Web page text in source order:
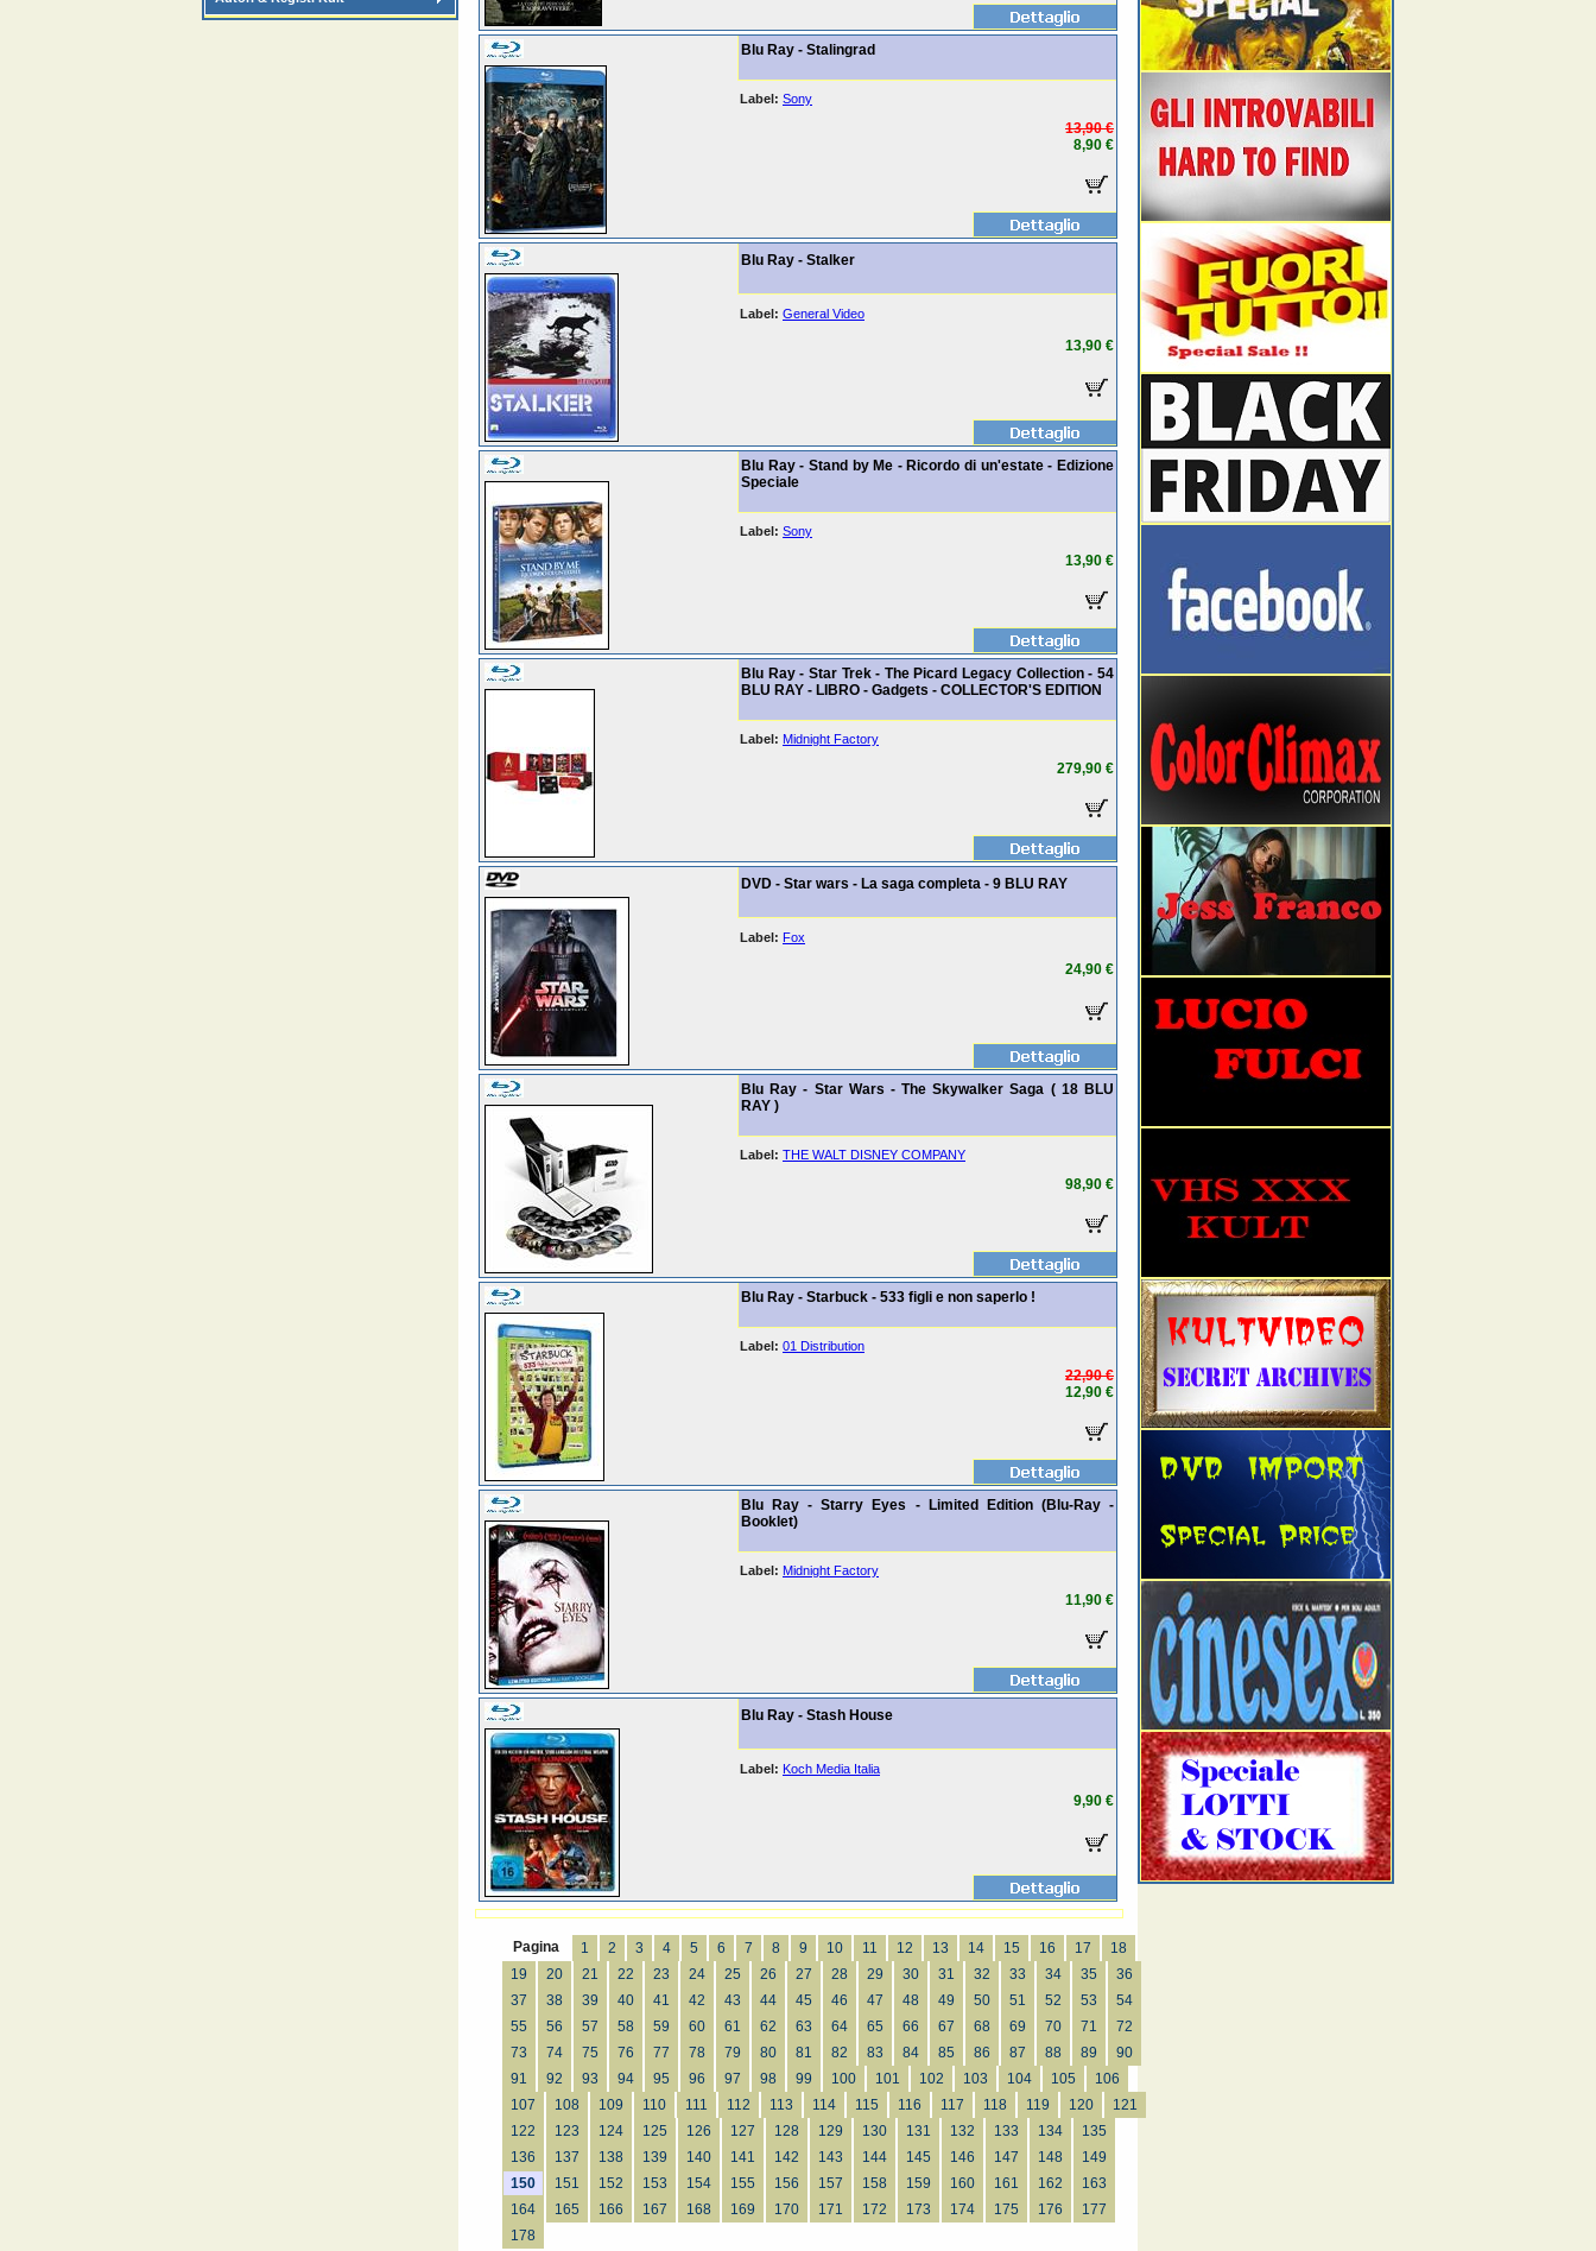
Blu Ray - Stalingrad
Label: Sony
13,90 €
8,90 €
Blu Ray - Stalker
Label: General Video
13,90 €
Blu Ray - Stand by Me - Ricordo di un'estate - Edizione
Speciale
Label: Sony
13,90 €
Blu Ray - Star Trek - The Picard Legacy Collection - 54
BLU RAY - LIBRO - Gadgets - COLLECTOR'S EDITION
Label: Midnight Factory
279,90 €
DVD - Star wars - La saga completa - 9 BLU RAY
Label: Fox
24,90 €
Blu Ray - Star Wars - The Skywalker Saga ( 18 BLU
RAY )
Label: THE WALT DISNEY COMPANY
98,90 €
Blu Ray - Starbuck - 533 figli e non saperlo !
Label: 01 Distribution
22,90 €
12,90 €
Blu Ray - Starry Eyes - Limited Edition (Blu-Ray -
Booklet)
Label: Midnight Factory
11,90 €
Blu Ray - Stash House
Label: Koch Media Italia
9,90 €
Pagina 1 2 3 4 5 6 7 8 9 10 11 12 13 14 15 16 17
18
19
20 21 22 23 24 25 26 27 28 29 30 31 32 33 34 35
36
37
38 39 40 41 42 43 44 45 46 47 48 49 50 51 52 53
54
55
56 57 58 59 60 61 62 63 64 65 66 67 68 69 70 71
72
73
74 75 76 77 78 79 80 81 82 83 84 85 86 87 88 89
90
91
92 93 94 95 96 97 98 99 100 101 102 103 104 105
106
107
108 109 110 111 112 113 114 115 116 117 118 119 120
121
122
123 124 125 126 127 128 129 130 131 132 133 134
135
136
137 138 139 140 141 142 143 144 145 146 147 148
149
150
151 152 153 154 155 156 157 158 159 160 161 162
163
164
165 166 167 168 169 170 171 172 173 174 175 176
177
178